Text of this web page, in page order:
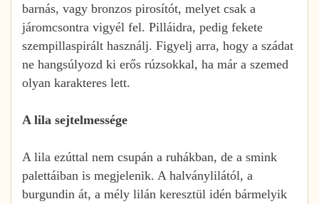
barnás, vagy bronzos pirosítót, melyet csak a
járomcsontra vigyél fel. Pilláidra, pedig fekete
szempillaspirált használj. Figyelj arra, hogy a szádat
ne hangsúlyozd ki erős rúzsokkal, ha már a szemed
olyan karakteres lett.
A lila sejtelmessége
A lila ezúttal nem csupán a ruhákban, de a smink
palettáiban is megjelenik. A halványlilától, a
burgundin át, a mély lilán keresztül idén bármelyik